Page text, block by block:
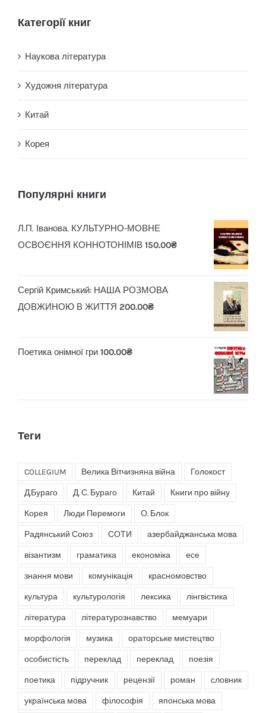
Категорії книг
Наукова література
Художня література
Китай
Корея
Популярні книги
Л.П. Іванова. КУЛЬТУРНО-МОВНЕ
ОСВОЄННЯ КОННОТОНІМІВ 150.00₴
Сергій Кримський: НАША РОЗМОВА
ДОВЖИНОЮ В ЖИТТЯ 200.00₴
Поетика онімної гри 100.00₴
Теги
COLLEGIUM Велика Вітчизняна війна Голокост
Д.Бураго Д. С. Бураго Китай Книги про війну
Корея Люди Перемоги О. Блок
Радянський Союз СОТИ азербайджанська мова
візантизм граматика економіка есе
знання мови комунікація красномовство
культура культурологія лексика лінгвістика
література літературознавство мемуари
морфологія музика ораторське мистецтво
особистість переклад переклад поезія
поетика підручник рецензії роман словник
українська мова філософія японська мова